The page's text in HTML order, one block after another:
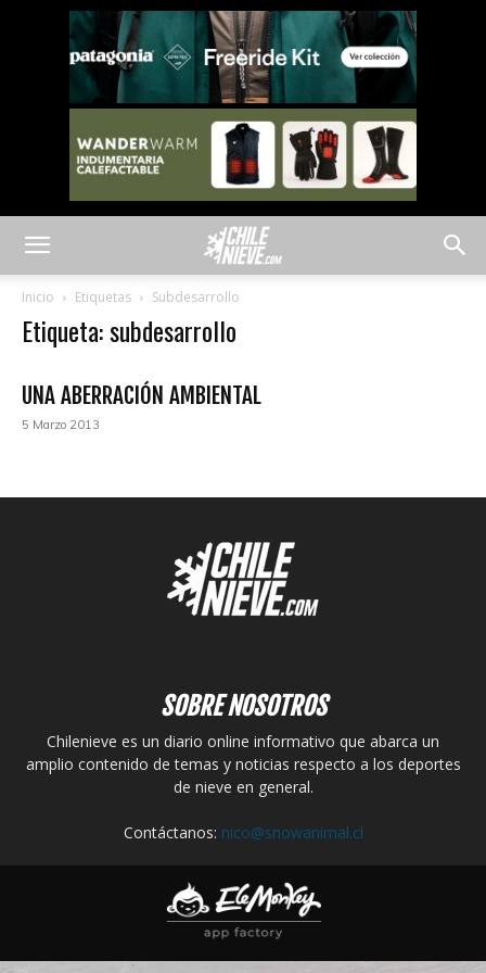
Inicio Etiquetas Subdesarrollo
Etiqueta: subdesarrollo
UNA ABERRACIÓN AMBIENTAL
5 Marzo 2013
SOBRE NOSOTROS
Chilenieve es un diario online informativo que abarca un
amplio contenido de temas y noticias respecto a los deportes
de nieve en general.
Contáctanos: nico@snowanimal.cl